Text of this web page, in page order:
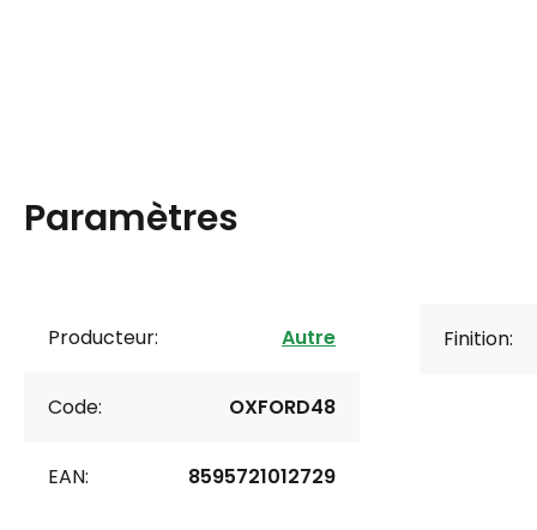
Paramètres
Producteur: Autre
Code: OXFORD48
EAN: 8595721012729
Finition: